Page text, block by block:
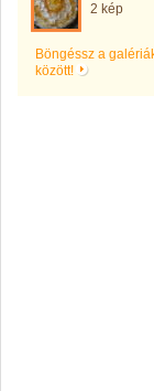
2 kép
Böngéssz a
között!